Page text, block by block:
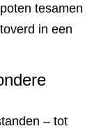
tesamen
in een
– tot